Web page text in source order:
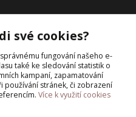
své cookies?
fungování našeho e-
také ke sledování statistik o
kampaní, zapamatování
stránek, či zobrazení
Více k využití cookies